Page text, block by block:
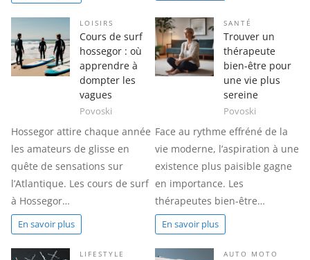
LOISIRS
Cours de surf
hossegor : où
apprendre à
dompter les
vagues
Povoski
Hossegor attire chaque année
les amateurs de glisse en
quête de sensations sur
l’Atlantique. Les cours de surf
à Hossegor…
En savoir plus
SANTÉ
Trouver un
thérapeute
bien-être pour
une vie plus
sereine
Povoski
Face au rythme effréné de la
vie moderne, l’aspiration à une
existence plus paisible gagne
en importance. Les
thérapeutes bien-être…
En savoir plus
LIFESTYLE AUTO MOTO